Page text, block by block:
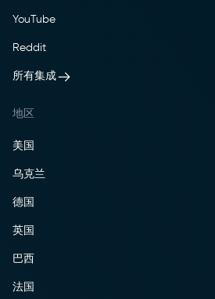
YouTube
Reddit
所有集成
地区
美国
乌克兰
德国
英国
巴西
法国